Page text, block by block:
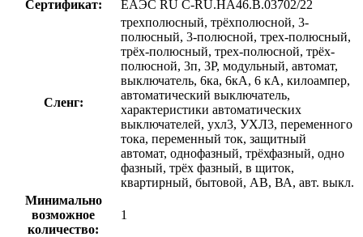
Сертификат: ЕАЭС RU С-RU.НА46.В.03702/22
Сленг:
трехполюсный, трёхполюсной, 3-
полюсный, 3-полюсной, трех-полюсный,
трёх-полюсный, трех-полюсной, трёх-
полюсной, 3п, 3P, модульный, автомат,
выключатель, 6ка, 6кА, 6 кА, килоампер,
автоматический выключатель,
характеристики автоматических
выключателей, ухл3, УХЛ3, переменного
тока, переменный ток, защитный
автомат, однофазный, трёхфазный, одно
фазный, трёх фазный, в щиток,
квартирный, бытовой, АВ, ВА, авт. выкл.
Минимально
возможное
количество:
1